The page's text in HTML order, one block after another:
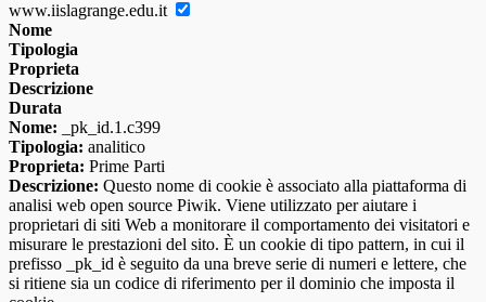
www.iislagrange.edu.it
Nome
Tipologia
Proprieta
Descrizione
Durata
Nome: _pk_id.1.c399
Tipologia: analitico
Proprieta: Prime Parti
Descrizione: Questo nome di cookie è associato alla piattaforma di
analisi web open source Piwik. Viene utilizzato per aiutare i
proprietari di siti Web a monitorare il comportamento dei visitatori e
misurare le prestazioni del sito. È un cookie di tipo pattern, in cui il
prefisso _pk_id è seguito da una breve serie di numeri e lettere, che
si ritiene sia un codice di riferimento per il dominio che imposta il